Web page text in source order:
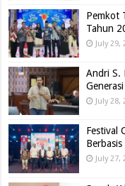
Pemkot
Tahun
July 29,
Andri S.
July 28,
Festival
Berbasis
July 27,